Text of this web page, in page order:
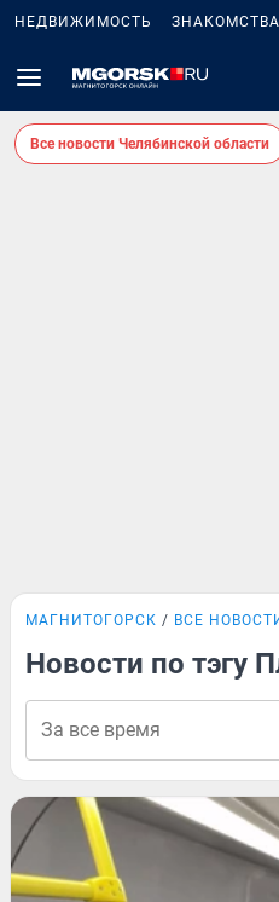
НЕДВИЖИМОСТЬ ЗНАКОМСТВА
Все новости Челябинской области
МАГНИТОГОРСК ВСЕ
Новости по тэгу